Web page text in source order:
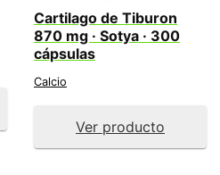
Cartilago de Tiburon
870 mg · Sotya · 300
cápsulas
Calcio
Ver producto